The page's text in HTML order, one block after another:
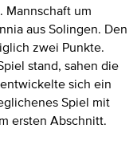
Mannschaft um
aus Solingen. Den
zwei Punkte.
stand, sahen die
sich ein
Spiel mit
ersten Abschnitt.